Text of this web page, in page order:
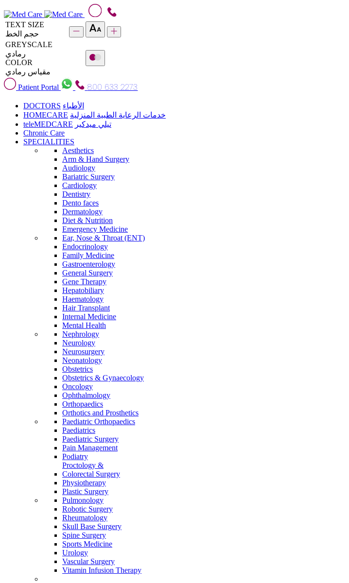
TEXT SIZE
حجم الخط
GREYSCALE
رمادي
COLOR
مقياس رمادي
Patient Portal
800 633 2273
DOCTORS الأطباء
HOMECARE خدمات الرعاية الطبية المنزلية
teleMEDCARE تيلي ميدكير
Chronic Care
SPECIALITIES
Aesthetics
Arm & Hand Surgery
Audiology
Bariatric Surgery
Cardiology
Dentistry
Dento faces
Dermatology
Diet & Nutrition
Emergency Medicine
Ear, Nose & Throat (ENT)
Endocrinology
Family Medicine
Gastroenterology
General Surgery
Gene Therapy
Hepatobiliary
Haematology
Hair Transplant
Internal Medicine
Mental Health
Nephrology
Neurology
Neurosurgery
Neonatology
Obstetrics
Obstetrics & Gynaecology
Oncology
Ophthalmology
Orthopaedics
Orthotics and Prosthetics
Paediatric Orthopaedics
Paediatrics
Paediatric Surgery
Pain Management
Podiatry
Proctology &
Colorectal Surgery
Physiotherapy
Plastic Surgery
Pulmonology
Robotic Surgery
Rheumatology
Skull Base Surgery
Spine Surgery
Sports Medicine
Urology
Vascular Surgery
Vitamin Infusion Therapy